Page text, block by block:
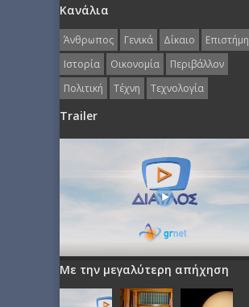
Κανάλια
Άνθρωπος Γενικά Δίκαιο
Επιστήμη
Ιστορία
Οικονομία
Περιβάλλον
Πολιτική
Τέχνη Τεχνολογία
Trailer
Με την μεγαλύτερη απήχηση